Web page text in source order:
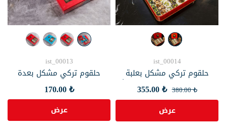
ist_00013
حلقوم تركي مشكل بعدة
نكهات من حافظ مصطفى
₺ 170.00
عرض
ist_00014
حلقوم تركي مشكل بعلبة
فاخرة من حافظ مصطفى باشا
₺ 380.00
₺ 355.00
عرض